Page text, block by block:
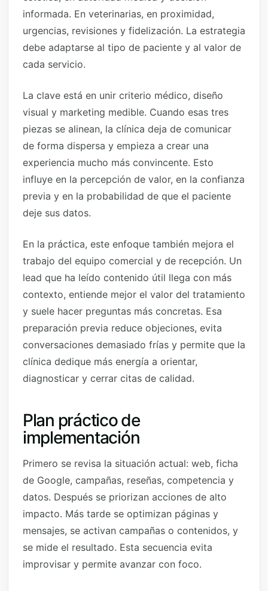
informada. En veterinarias, en proximidad,
urgencias, revisiones y fidelización. La estrategia
debe adaptarse al tipo de paciente y al valor de
cada servicio.
La clave está en unir criterio médico, diseño
visual y marketing medible. Cuando esas tres
piezas se alinean, la clínica deja de comunicar
de forma dispersa y empieza a crear una
experiencia mucho más convincente. Esto
influye en la percepción de valor, en la confianza
previa y en la probabilidad de que el paciente
deje sus datos.
En la práctica, este enfoque también mejora el
trabajo del equipo comercial y de recepción. Un
lead que ha leído contenido útil llega con más
contexto, entiende mejor el valor del tratamiento
y suele hacer preguntas más concretas. Esa
preparación previa reduce objeciones, evita
conversaciones demasiado frías y permite que la
clínica dedique más energía a orientar,
diagnosticar y cerrar citas de calidad.
Plan práctico de
implementación
Primero se revisa la situación actual: web, ficha
de Google, campañas, reseñas, competencia y
datos. Después se priorizan acciones de alto
impacto. Más tarde se optimizan páginas y
mensajes, se activan campañas o contenidos, y
se mide el resultado. Esta secuencia evita
improvisar y permite avanzar con foco.